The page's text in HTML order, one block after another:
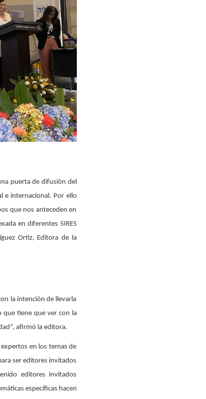
puerta de difusión del
e internacional. Por ello
que nos anteceden en
en diferentes SIRES
Ortiz, Editora de la
la intención de llevarla
que tiene que ver con la
afirmó la editora.
en los temas de
ser editores invitados
editores invitados
específicas hacen